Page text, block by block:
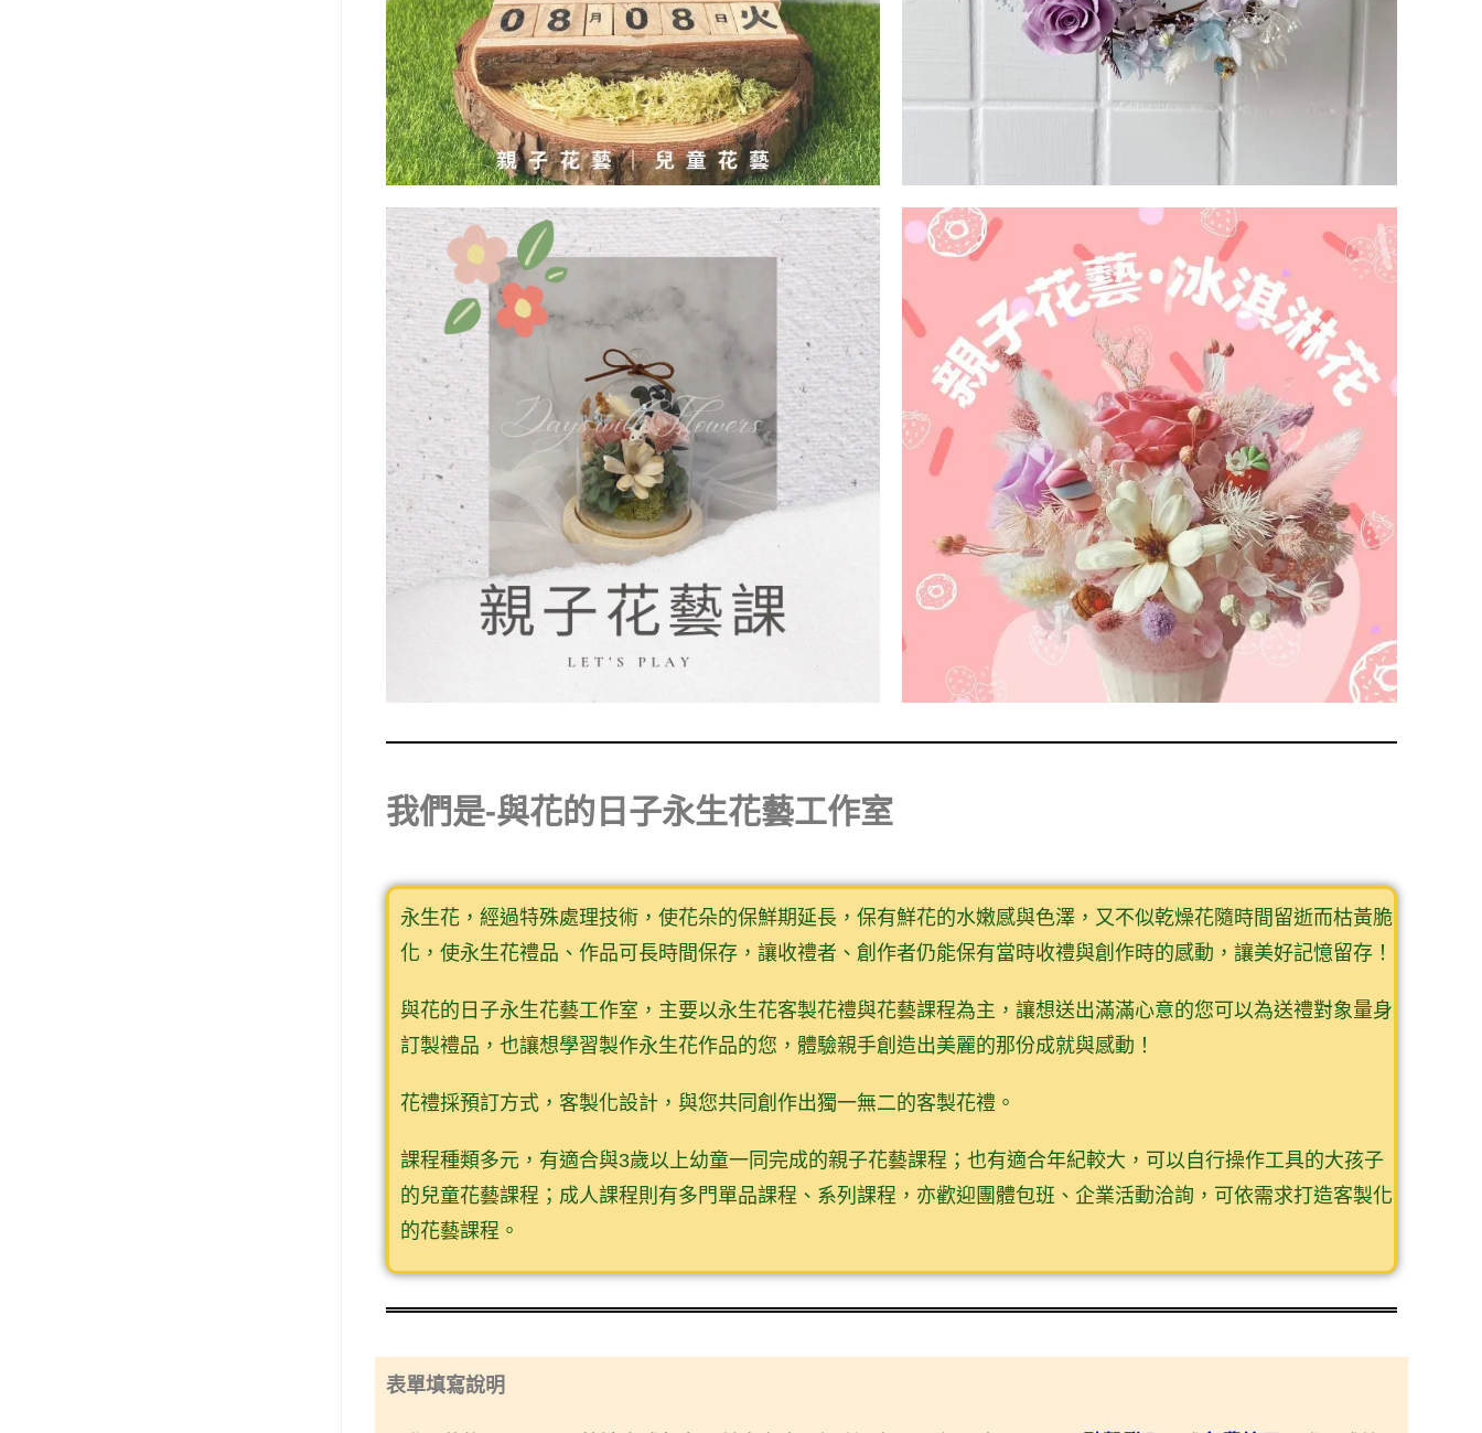
我們是-與花的日子永生花藝工作室
永生花，經過特殊處理技術，使花朵的保鮮期延長，保有鮮花的水嫩感與色澤，又不似乾燥花隨時間留逝而枯黃脆
化，使永生花禮品、作品可長時間保存，讓收禮者、創作者仍能保有當時收禮與創作時的感動，讓美好記憶留存！
與花的日子永生花藝工作室，主要以永生花客製花禮與花藝課程為主，讓想送出滿滿心意的您可以為送禮對象量身
訂製禮品，也讓想學習製作永生花作品的您，體驗親手創造出美麗的那份成就與感動！
花禮採預訂方式，客製化設計，與您共同創作出獨一無二的客製花禮。
課程種類多元，有適合與3歲以上幼童一同完成的親子花藝課程；也有適合年紀較大，可以自行操作工具的大孩子
的兒童花藝課程；成人課程則有多門單品課程、系列課程，亦歡迎團體包班、企業活動洽詢，可依需求打造客製化
的花藝課程。
表單填寫說明